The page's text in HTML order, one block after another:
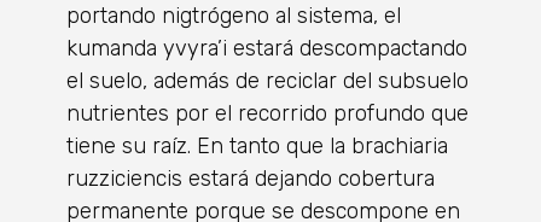
portando nigtrógeno al sistema, el
kumanda yvyra’i estará descompactando
el suelo, además de reciclar del subsuelo
nutrientes por el recorrido profundo que
tiene su raíz. En tanto que la brachiaria
ruzziciencis estará dejando cobertura
permanente porque se descompone en